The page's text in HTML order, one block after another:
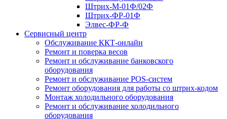
Штрих-М-01Ф/02Ф
Штрих-ФР-01Ф
Элвес-ФР-Ф
Сервисный центр
Обслуживание ККТ-онлайн
Ремонт и поверка весов
Ремонт и обслуживание банковского
оборудования
Ремонт и обслуживание POS-систем
Ремонт оборудования для работы со штрих-кодом
Монтаж холодильного оборудования
Ремонт и обслуживание холодильного
оборудования